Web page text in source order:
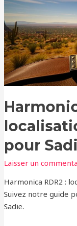
pour
Laisser un
Harmonica RDR2 :
Suivez notre guide
Sadie.
localisations
et
astuces
pour
Sadie